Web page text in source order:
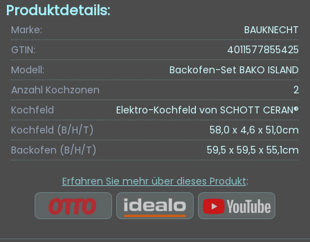
Produktdetails:
Marke:
BAUKNECHT
GTIN:
4011577855425
Modell:
Backofen-Set BAKO ISLAND
Anzahl Kochzonen
2
Kochfeld
Elektro-Kochfeld von SCHOTT CERAN®
Kochfeld (B/H/T)
58,0 x 4,6 x 51,0cm
Backofen (B/H/T)
59,5 x 59,5 x 55,1cm
Erfahren Sie mehr über dieses Produkt: